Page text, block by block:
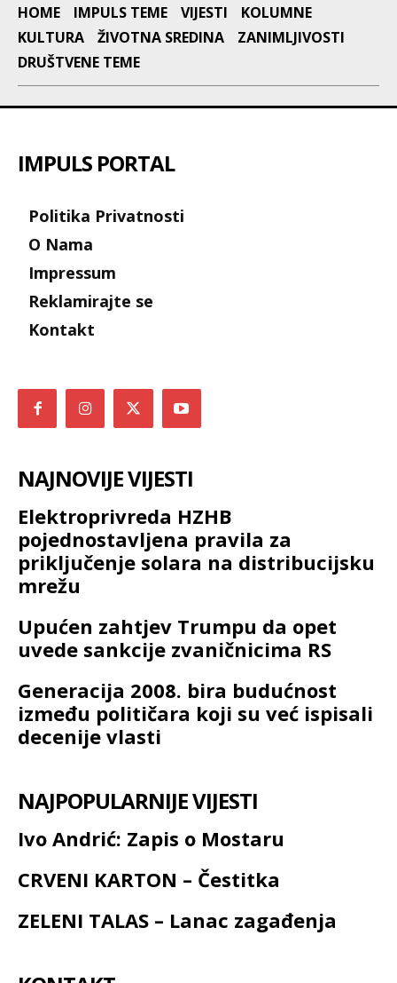
HOME IMPULS TEME VIJESTI
KOLUMNE
KULTURA
ŽIVOTNA SREDINA
ZANIMLJIVOSTI
DRUŠTVENE TEME
IMPULS PORTAL
Politika Privatnosti
O Nama
Impressum
Reklamirajte se
Kontakt
NAJNOVIJE VIJESTI
Elektroprivreda HZHB
pojednostavljena pravila za
priključenje solara na distribucijsku
mrežu
Upućen zahtjev Trumpu da opet
uvede sankcije zvaničnicima RS
Generacija 2008. bira budućnost
između političara koji su već ispisali
decenije vlasti
NAJPOPULARNIJE VIJESTI
Ivo Andrić: Zapis o Mostaru
CRVENI KARTON – Čestitka
ZELENI TALAS – Lanac zagađenja